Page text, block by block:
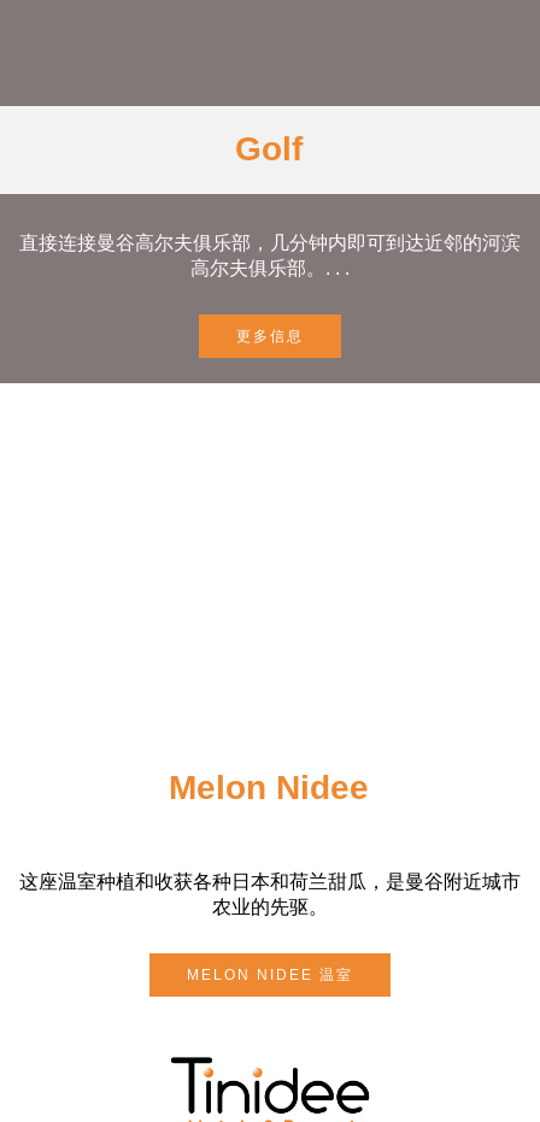
直接连接曼谷高尔夫俱乐部，几分钟内即可到达近邻的河滨
高尔夫俱乐部。. . .
更多信息
这座温室种植和收获各种日本和荷兰甜瓜，是曼谷附近城市
农业的先驱。
MELON NIDEE 温室